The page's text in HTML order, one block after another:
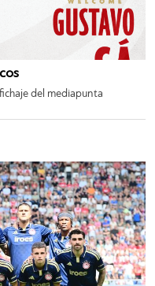
del mediapunta